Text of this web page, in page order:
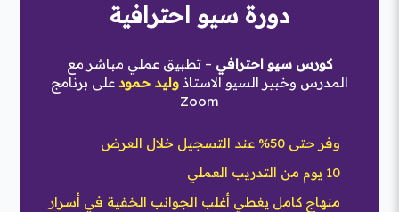
دورة سيو احترافية
كورس سيو احترافي – تطبيق عملي مباشر مع
المدرس وخبير السيو الاستاذ وليد حمود على برنامج
Zoom
وفر حتى 50% عند التسجيل خلال العرض
10 يوم من التدريب العملي
منهاج كامل يغطي أغلب الجوانب الخفية في أسرار